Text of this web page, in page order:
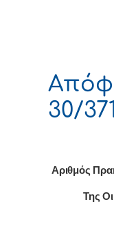
30/
Αριθμός
Της